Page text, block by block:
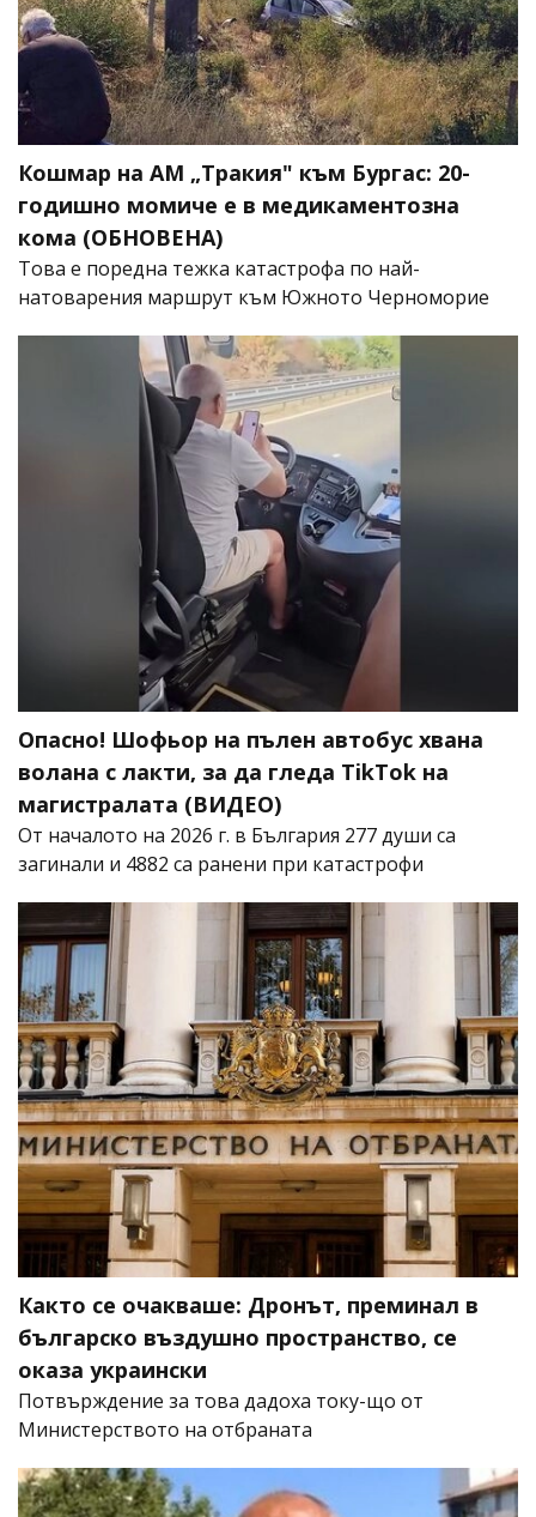
Кошмар на АМ „Тракия" към Бургас: 20-
годишно момиче е в медикаментозна
кома (ОБНОВЕНА)
Това е поредна тежка катастрофа по най-
натоварения маршрут към Южното Черноморие
Опасно! Шофьор на пълен автобус хвана
волана с лакти, за да гледа TikTok на
магистралата (ВИДЕО)
От началото на 2026 г. в България 277 души са
загинали и 4882 са ранени при катастрофи
Както се очакваше: Дронът, преминал в
българско въздушно пространство, се
оказа украински
Потвърждение за това дадоха току-що от
Министерството на отбраната